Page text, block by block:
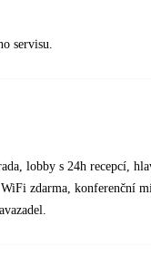
servisu.
lobby s 24h recepcí,
zdarma, konferenční